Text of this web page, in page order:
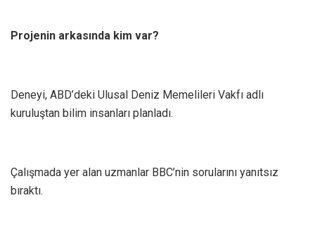
Projenin arkasında kim var?
Deneyi, ABD’deki Ulusal Deniz Memelileri Vakfı adlı
kuruluştan bilim insanları planladı.
Çalışmada yer alan uzmanlar BBC’nin sorularını yanıtsız
bıraktı.